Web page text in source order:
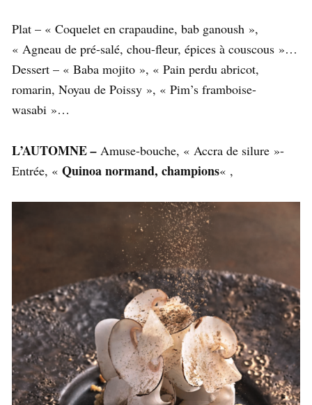
Plat – « Coquelet en crapaudine, bab ganoush »,
« Agneau de pré-salé, chou-fleur, épices à couscous »…
Dessert – « Baba mojito », « Pain perdu abricot,
romarin, Noyau de Poissy », « Pim’s framboise-
wasabi »…
L’AUTOMNE– Amuse-bouche, « Accra de silure »-
Entrée, « Quinoa normand, champions« ,